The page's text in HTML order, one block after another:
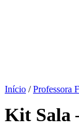
Início /Professora
Kit Sala